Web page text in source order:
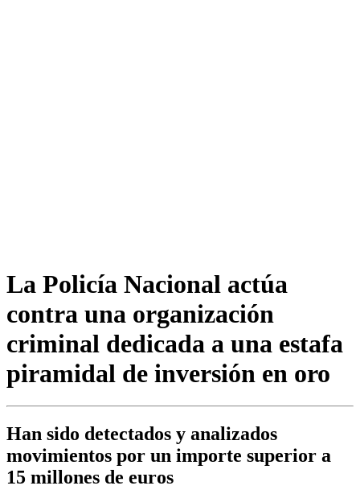
La Policía Nacional actúa
contra una organización
criminal dedicada a una estafa
piramidal de inversión en oro
Han sido detectados y analizados
movimientos por un importe superior a
15 millones de euros